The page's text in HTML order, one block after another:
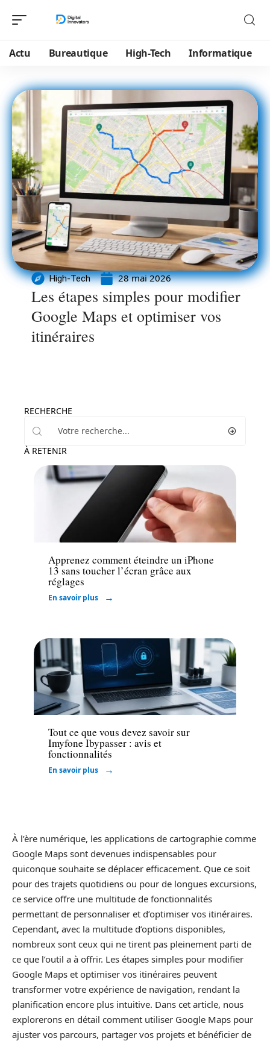
Actu Bureautique High-Tech Informatique
High-Tech 28 mai 2026
Les étapes simples pour modifier
Google Maps et optimiser vos
itinéraires
RECHERCHE
À RETENIR
High-Tech
Apprenez comment éteindre un iPhone
13 sans toucher l’écran grâce aux
réglages
En savoir plus
High-Tech
Tout ce que vous devez savoir sur
Imyfone Ibypasser : avis et
fonctionnalités
En savoir plus
À l’ère numérique, les applications de cartographie comme
Google Maps sont devenues indispensables pour
quiconque souhaite se déplacer efficacement. Que ce soit
pour des trajets quotidiens ou pour de longues excursions,
ce service offre une multitude de fonctionnalités
permettant de personnaliser et d’optimiser vos itinéraires.
Cependant, avec la multitude d’options disponibles,
nombreux sont ceux qui ne tirent pas pleinement parti de
ce que l’outil a à offrir. Les étapes simples pour modifier
Google Maps et optimiser vos itinéraires peuvent
transformer votre expérience de navigation, rendant la
planification encore plus intuitive. Dans cet article, nous
explorerons en détail comment utiliser Google Maps pour
ajuster vos parcours, partager vos projets et bénéficier de